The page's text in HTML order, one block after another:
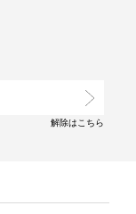
解除はこちら